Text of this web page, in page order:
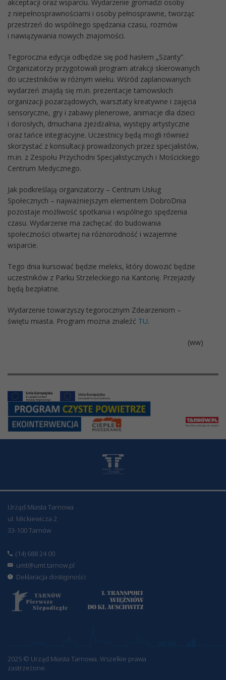
akceptacji oraz wsparciu. Wydarzenie gromadzi osoby
z niepełnosprawnościami i osoby pełnosprawne, tworząc
przestrzeń do wspólnego spędzania czasu, rozmów
i nawiązywania nowych znajomości.
Tegoroczna edycja odbędzie się pod hasłem „Szanty”.
Organizatorzy przygotowali program atrakcji skierowanych
do uczestników w różnym wieku. Wśród zaplanowanych
wydarzeń znajdą się m.in. prezentacje tarnowskich
organizacji pozarządowych, warsztaty kreatywne i zajęcia
sensoryczne, gry i zabawy plenerowe, animacje dla dzieci
i dorosłych, dmuchana zjeżdżalnia, występy artystyczne
oraz tańce integracyjne. Uczestnicy będą mogli również
skorzystać z konsultacji prowadzonych przez specjalistów,
m.in. z Zespołu Przychodni Specjalistycznych i Mościckiego
Centrum Medycznego.
Jak podkreślają organizatorzy – Centrum Usług
Społecznych – najważniejszym elementem DobroDnia
pozostaje możliwość spotkania i wspólnego spędzenia
czasu. Wydarzenie ma zachęcać do budowania
społeczności otwartej na różnorodność i wzajemne
wsparcie.
Tego dnia kursować będzie meleks, który dowozić będzie
uczestników z Parku Strzeleckiego na Kantorię. Przejazdy
będą bezpłatne.
Wydarzenie towarzyszy tegorocznym Zdearzeniom –
świętu miasta. Program można znaleźć TU.
(ww)
Urząd Miasta Tarnowa
ul. Mickiewicza 2
33-100 Tarnów
(14) 688 24 00
umt@umt.tarnow.pl
Deklaracja dostępności
2025 © Urząd Miasta Tarnowa. Wszelkie prawa
zastrzeżone.